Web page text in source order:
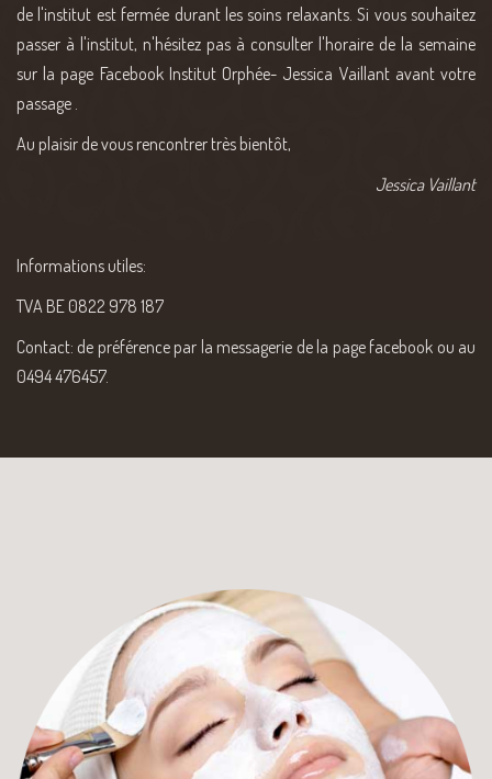
de l'institut est fermée durant les soins relaxants. Si vous souhaitez
passer à l'institut, n'hésitez pas à consulter l'horaire de la semaine
sur la page Facebook Institut Orphée- Jessica Vaillant avant votre
passage .
Au plaisir de vous rencontrer très bientôt,
Jessica Vaillant
Informations utiles:
TVA BE 0822 978 187
Contact: de préférence par la messagerie de la page facebook ou au
0494 476457.